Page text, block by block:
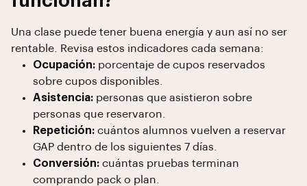
Una clase puede tener buena energía y aun así no ser
rentable. Revisa estos indicadores cada semana:
Ocupación: porcentaje de cupos reservados
sobre cupos disponibles.
Asistencia: personas que asistieron sobre
personas que reservaron.
Repetición: cuántos alumnos vuelven a reservar
GAP dentro de los siguientes 7 días.
Conversión: cuántas pruebas terminan
comprando pack o plan.